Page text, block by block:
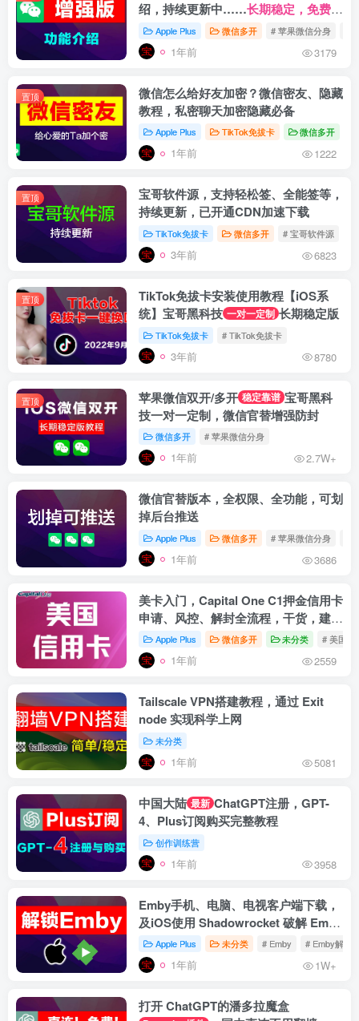
绍，持续更新中……长期稳定，免费更
新。Apple Plus 微信多开 # 苹果微信分身
1年前 3179
置顶
微信怎么给好友加密？微信密友、隐藏
教程，私密聊天加密隐藏必备
Apple Plus TikTok免拔卡 微信多开
1年前 1222
置顶
宝哥软件源，支持轻松签、全能签等，
持续更新，已开通CDN加速下载
TikTok免拔卡 微信多开 # 宝哥软件源
3年前 6823
置顶
TikTok免拔卡安装使用教程【iOS系
统】宝哥黑科技 一对一定制 长期稳定版
TikTok免拔卡 # TikTok免拔卡
3年前 8780
置顶 苹果微信双开/多开 稳定靠谱 宝哥黑科
技一对一定制，微信官替增强防封
微信多开 # 苹果微信分身
1年前 2.7W+
微信官替版本，全权限、全功能，可划
掉后台推送
Apple Plus 微信多开 # 苹果微信分身
1年前 3686
美卡入门，Capital One C1押金信用卡
申请、风控、解封全流程，干货，建议
收藏Apple Plus 微信多开 未分类 # 美国信
1年前 2559
Tailscale VPN搭建教程，通过 Exit
node 实现科学上网
未分类
1年前 5081
中国大陆 最新 ChatGPT注册，GPT-
4、Plus订阅购买完整教程
创作训练营
1年前 3958
Emby手机、电脑、电视客户端下载，
及iOS使用 Shadowrocket 破解 Emby
Premiere 教程
Apple Plus 未分类 # Emby # Emby解锁
1年前 1W+
打开 ChatGPT的潘多拉魔盒